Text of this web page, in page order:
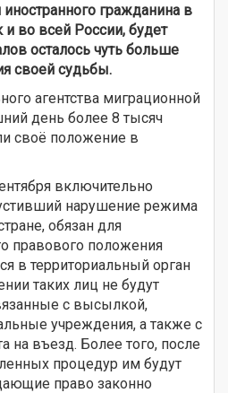
гражданина в
во всей России, будет
осталось чуть больше
своей судьбы.
агентства миграционной
день более 8 тысяч
своё положение в
включительно
нарушение режима
обязан для
правового положения
в территориальный орган
таких лиц не будут
с высылкой,
учреждения, а также с
на въезд. Более того, после
процедур им будут
право законно